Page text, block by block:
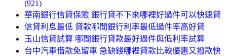
(921)
華南銀行信貸保險 銀行貸不下來哪裡好過件可以快速貸
信貸利息最低 貸款哪間銀行利率最低過件率高好貸
玉山信貸試算 哪間銀行貸款最好過件與低利率試算
台中汽車借款免留車 急缺錢哪裡貸款比較優惠又撥款快